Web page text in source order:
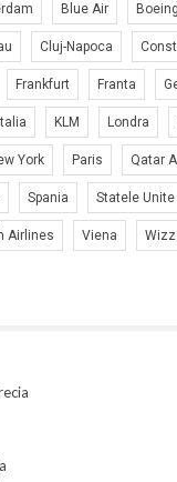
Blue Air Boeing
Cluj-Napoca
Frankfurt Franta
Italia KLM Londra
York Paris Qatar
Spania Statele Unite
Airlines Viena